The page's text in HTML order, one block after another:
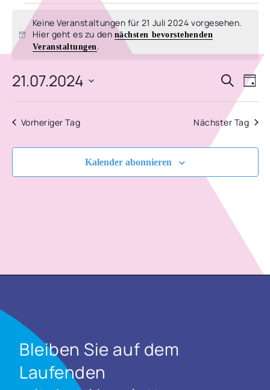
VERANSTALTUNGEN
FÜR
JULI
2024
Hinweis
Keine Veranstaltungen für 21 Juli 2024 vorgesehen.
Hier geht es zu den nächsten bevorstehenden
Veranstaltungen.
UND
Suche
Tag
21.07.2024
Datum
Vorheriger Tag Nächster Tag
Kalender abonnieren
Bleiben Sie auf dem
Laufenden